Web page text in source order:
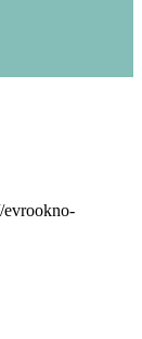
evrookno-